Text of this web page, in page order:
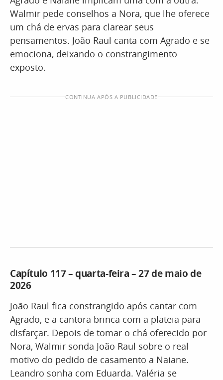
Walmir pede conselhos a Nora, que lhe oferece
um chá de ervas para clarear seus
pensamentos. João Raul canta com Agrado e se
emociona, deixando o constrangimento
exposto.
CONTINUA APÓS A PUBLICIDADE
Capítulo 117 – quarta-feira – 27 de maio de
2026
João Raul fica constrangido após cantar com
Agrado, e a cantora brinca com a plateia para
disfarçar. Depois de tomar o chá oferecido por
Nora, Walmir sonda João Raul sobre o real
motivo do pedido de casamento a Naiane.
Leandro sonha com Eduarda. Valéria se